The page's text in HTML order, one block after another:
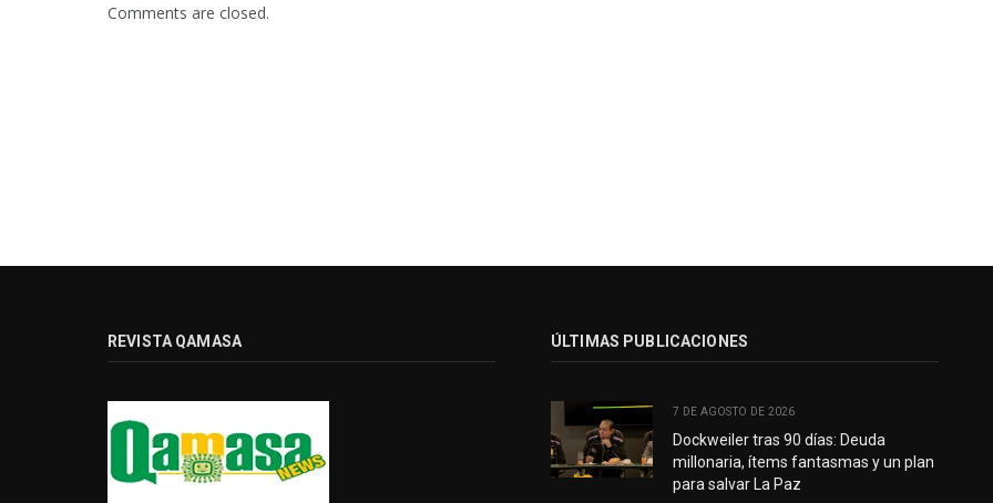
Comments are closed.
REVISTA QAMASA ÚLTIMAS PUBLICACIONES
7 DE AGOSTO DE 2026
Dockweiler tras 90 días: Deuda
millonaria, ítems fantasmas y un plan
para salvar La Paz